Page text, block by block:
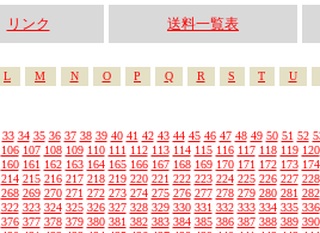
リンク 送料一覧表
L M N O P Q R S T U
33 34 35 36 37 38 39 40 41 42 43 44 45 46 47 48 49 50 51 52
106 107 108 109 110 111 112 113 114 115 116 117 118 119 120
160 161 162 163 164 165 166 167 168 169 170 171 172 173 174
214 215 216 217 218 219 220 221 222 223 224 225 226 227 228
268 269 270 271 272 273 274 275 276 277 278 279 280 281 282
322 323 324 325 326 327 328 329 330 331 332 333 334 335 336
376 377 378 379 380 381 382 383 384 385 386 387 388 389 390